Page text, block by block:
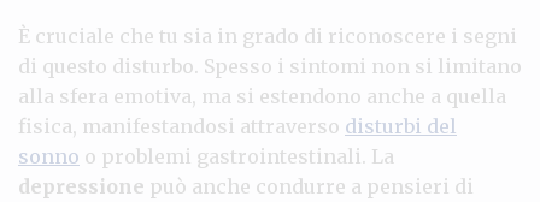
È cruciale che tu sia in grado di riconoscere i segni
di questo disturbo. Spesso i sintomi non si limitano
alla sfera emotiva, ma si estendono anche a quella
fisica, manifestandosi attraverso disturbi del
sonno o problemi gastrointestinali. La
depressione può anche condurre a pensieri di